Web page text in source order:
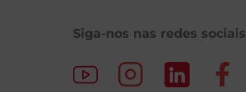
Siga-nos nas redes sociais